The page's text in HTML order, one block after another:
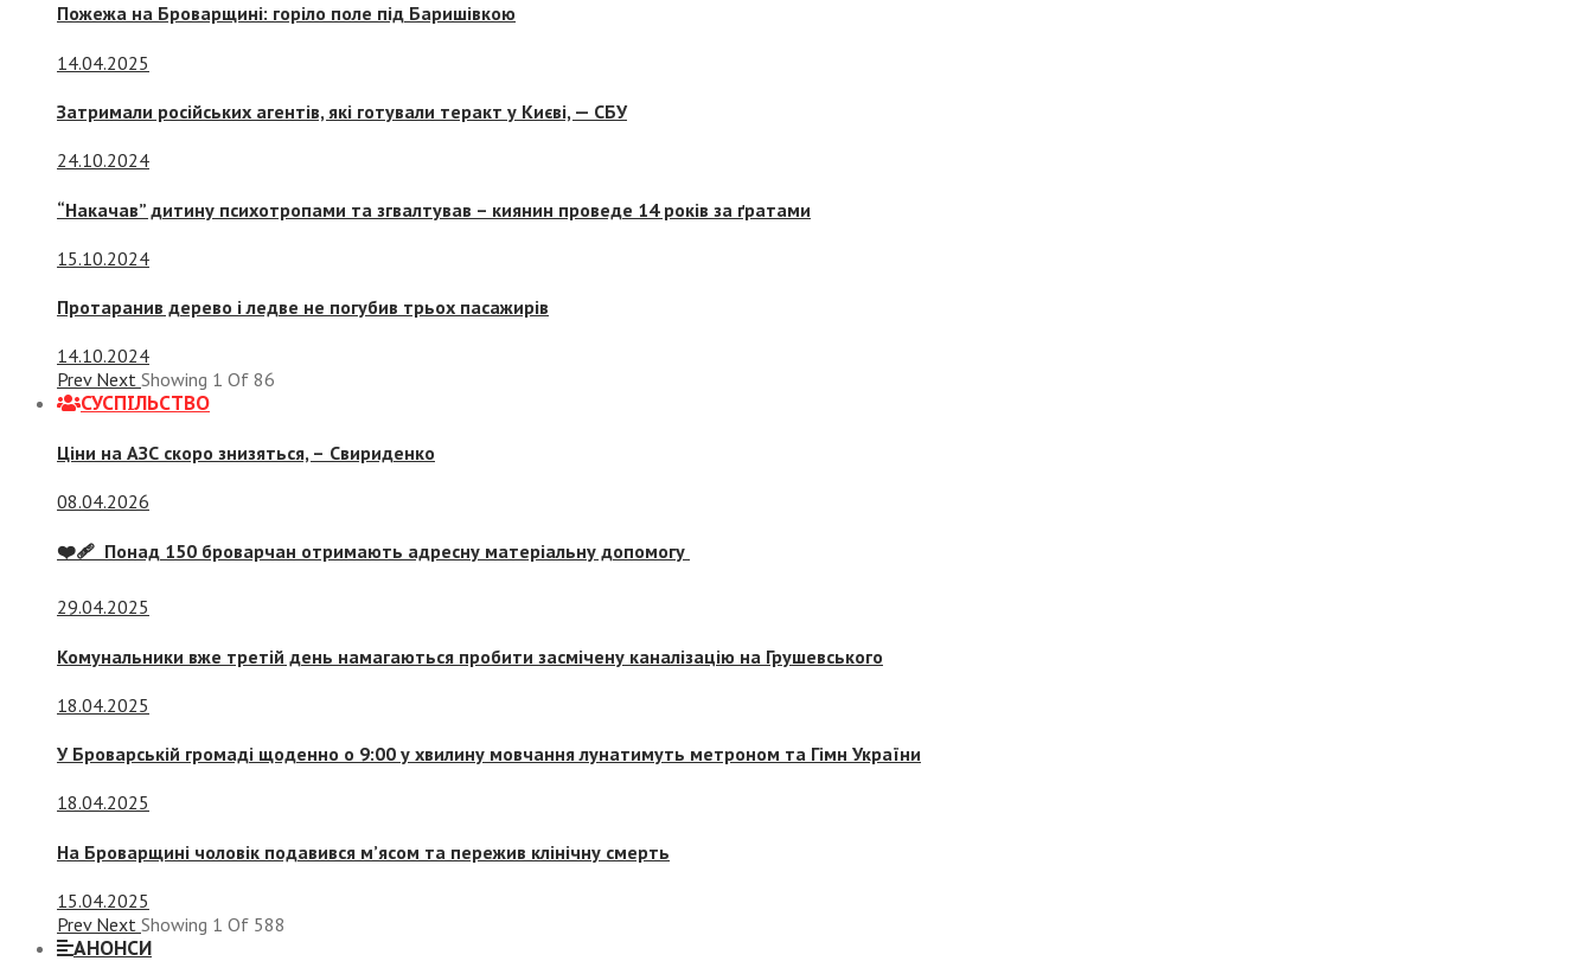
Пожежа на Броварщині: горіло поле під Баришівкою
14.04.2025
Затримали російських агентів, які готували теракт у Києві, — СБУ
24.10.2024
“Накачав” дитину психотропами та згвалтував – киянин проведе 14 років за ґратами
15.10.2024
Протаранив дерево і ледве не погубив трьох пасажирів
14.10.2024
Prev Next Showing 1 Of 86
СУСПIЛЬСТВО
Ціни на АЗС скоро знизяться, – Свириденко
08.04.2026
❤️‍🩹 Понад 150 броварчан отримають адресну матеріальну допомогу
29.04.2025
Комунальники вже третій день намагаються пробити засмічену каналізацію на Грушевського
18.04.2025
У Броварській громаді щоденно о 9:00 у хвилину мовчання лунатимуть метроном та Гімн України
18.04.2025
На Броварщині чоловік подавився м’ясом та пережив клінічну смерть
15.04.2025
Prev Next Showing 1 Of 588
АНОНСИ